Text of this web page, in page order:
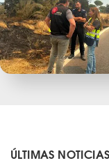
ÚLTIMAS NOTICIAS